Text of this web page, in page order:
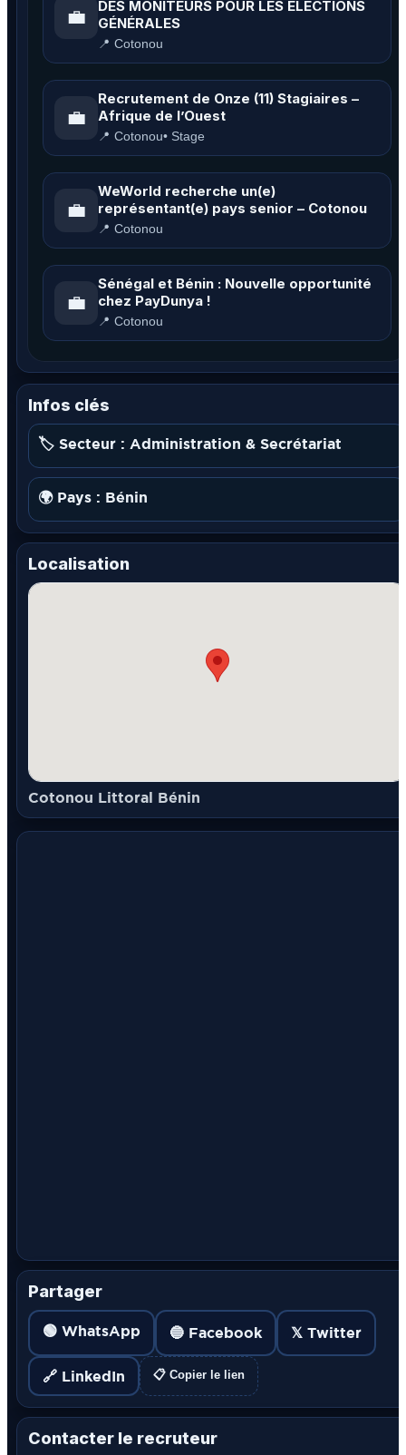
💼
DES MONITEURS POUR LES ÉLECTIONS
GÉNÉRALES
📍 Cotonou
💼
Recrutement de Onze (11) Stagiaires –
Afrique de l’Ouest
📍 Cotonou• Stage
💼
WeWorld recherche un(e)
représentant(e) pays senior – Cotonou
📍 Cotonou
💼
Sénégal et Bénin : Nouvelle opportunité
chez PayDunya !
📍 Cotonou
Infos clés
🏷️ Secteur : Administration & Secrétariat
🌍 Pays : Bénin
Localisation
Cotonou Littoral Bénin
Partager
🟢 WhatsApp 🔵 Facebook 𝕏 Twitter
🔗 LinkedIn 📋 Copier le lien
Contacter le recruteur